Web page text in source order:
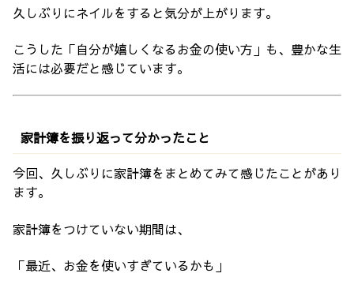
久しぶりにネイルをすると気分が上がります。
こうした「自分が嬉しくなるお金の使い方」も、豊かな生
活には必要だと感じています。
家計簿を振り返って分かったこと
今回、久しぶりに家計簿をまとめてみて感じたことがあり
ます。
家計簿をつけていない期間は、
「最近、お金を使いすぎているかも」